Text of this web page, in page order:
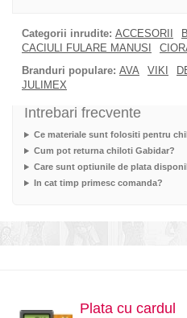
Categorii inrudite: ACCESORII
CACIULI FULARE MANUSI
Branduri populare: AVA VIKI
JULIMEX
Intrebari frecvente
Ce materiale sunt folositi pentru
Cum pot returna chiloti Gabidar?
Care sunt optiunile de plata
In cat timp primesc comanda?
Plata cu cardul